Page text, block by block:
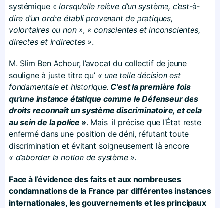
systémique « lorsqu’elle relève d’un système, c’est-à-
dire d’un ordre établi provenant de pratiques,
volontaires ou non », « conscientes et inconscientes,
directes et indirectes ».
M. Slim Ben Achour, l’avocat du collectif de jeune
souligne à juste titre qu’ « une telle décision est
fondamentale et historique. C’est la première fois
qu’une instance étatique comme le Défenseur des
droits reconnaît un système discriminatoire, et cela
au sein de la police ». Mais il précise que l’État reste
enfermé dans une position de déni, réfutant toute
discrimination et évitant soigneusement là encore
« d’aborder la notion de système ».
Face à l’évidence des faits et aux nombreuses
condamnations de la France par différentes instances
internationales, les gouvernements et les principaux